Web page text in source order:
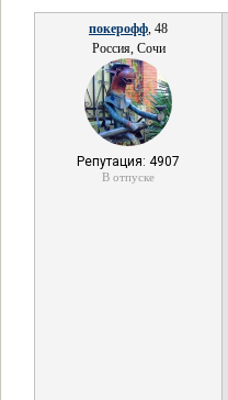
покерофф, 48
Россия, Сочи
Репутация: 4907
В отпуске